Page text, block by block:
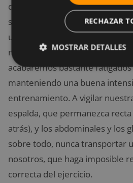
durante X minutos. El primer
siguiente intentar aguantar 15
un ejercicio a realizar como
nuestra sesión de
acabaremos bastante
manteniendo una buena
entrenamiento. A vigilar
espalda, que permanezca
atrás), y los abdominales y los
sobre todo, nunca transportar
nosotros, que haga imposible
correcta del ejercicio.
RECHAZAR
MOSTRAR DETALLES